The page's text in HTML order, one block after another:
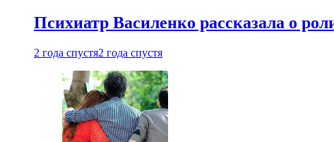
Психиатр Василенко рассказала о
2 года спустя2 года спустя